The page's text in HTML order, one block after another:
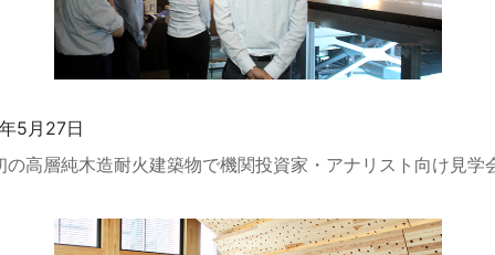
5月27日
の高層純木造耐火建築物で機関投資家・アナリスト向け見学